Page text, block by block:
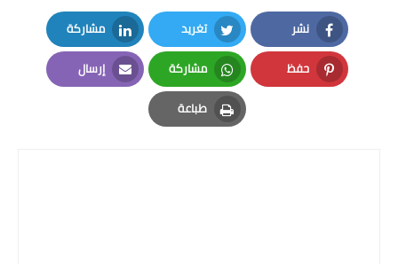
نشر
Facebook
تغريد
Twitter
مشاركة
LinkedIn
حفظ
Pinterest
مشاركة
Whatsapp
إرسال
Email
طباعة
Print